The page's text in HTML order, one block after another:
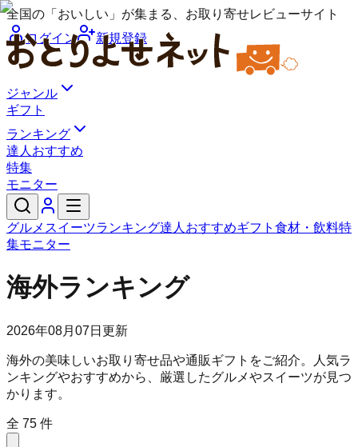
全国の「おいしい」が集まる、お取り寄せレビューサイト
ログイン
新規登録
ジャンル
ギフト
ランキング
達人おすすめ
特集
モニター
グルメ スイーツランキング達人おすすめギフト 食材・飲料特
集モニター
海外ランキング
2026年08月07日 更新
海外の美味しいお取り寄せ品や通販ギフトをご紹介。人気ラ
ンキングやおすすめから、厳選したグルメやスイーツが見つ
かります。
全 75 件